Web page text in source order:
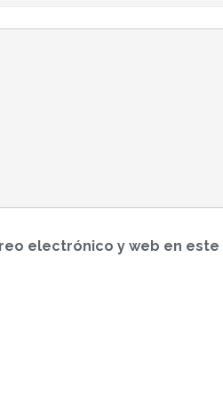
electrónico y web en